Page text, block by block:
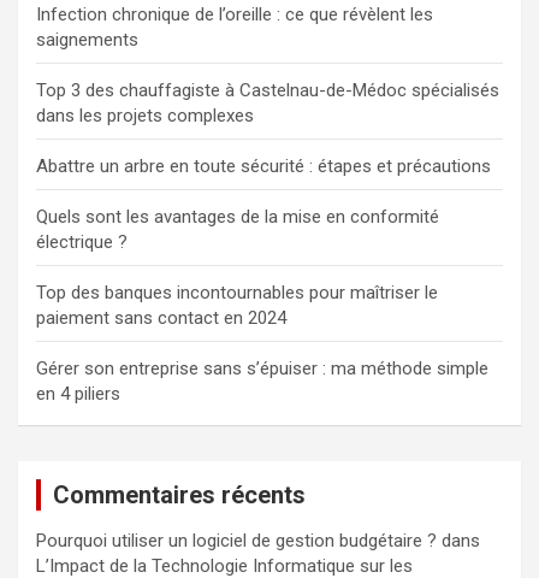
Infection chronique de l’oreille : ce que révèlent les
saignements
Top 3 des chauffagiste à Castelnau-de-Médoc spécialisés
dans les projets complexes
Abattre un arbre en toute sécurité : étapes et précautions
Quels sont les avantages de la mise en conformité
électrique ?
Top des banques incontournables pour maîtriser le
paiement sans contact en 2024
Gérer son entreprise sans s’épuiser : ma méthode simple
en 4 piliers
Commentaires récents
Pourquoi utiliser un logiciel de gestion budgétaire ? dans
L’Impact de la Technologie Informatique sur les